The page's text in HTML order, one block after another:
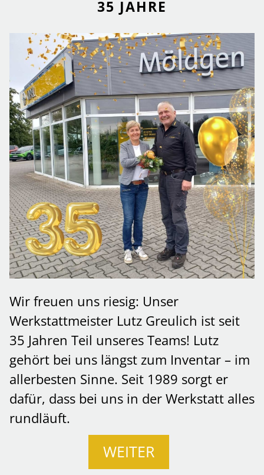
35 JAHRE
Wir freuen uns riesig: Unser
Werkstattmeister Lutz Greulich ist seit
35 Jahren Teil unseres Teams! Lutz
gehört bei uns längst zum Inventar – im
allerbesten Sinne. Seit 1989 sorgt er
dafür, dass bei uns in der Werkstatt alles
rundläuft.
WEITER